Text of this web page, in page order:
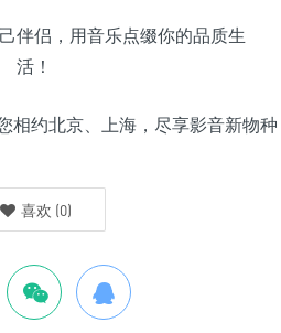
伴侣，用音乐点缀你的品质生
活！
喜欢 (0)